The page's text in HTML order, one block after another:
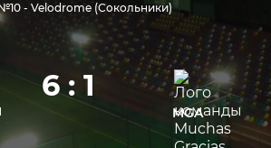
- Velodrome (Сокольники)
6 : 1
MGA